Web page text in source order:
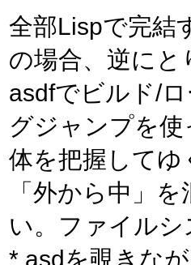
全部Lispで完結
の場合、逆に
asdfでビルド/
グジャンプを
体を把握して
「外から中」
い。ファイル
*.asdを覗きな